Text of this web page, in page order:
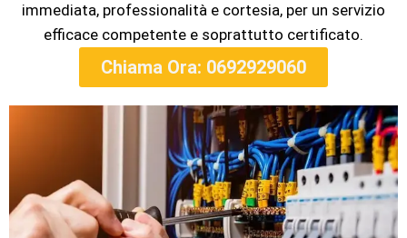
immediata, professionalità e cortesia, per un servizio
efficace competente e soprattutto certificato.
Chiama Ora: 0692929060